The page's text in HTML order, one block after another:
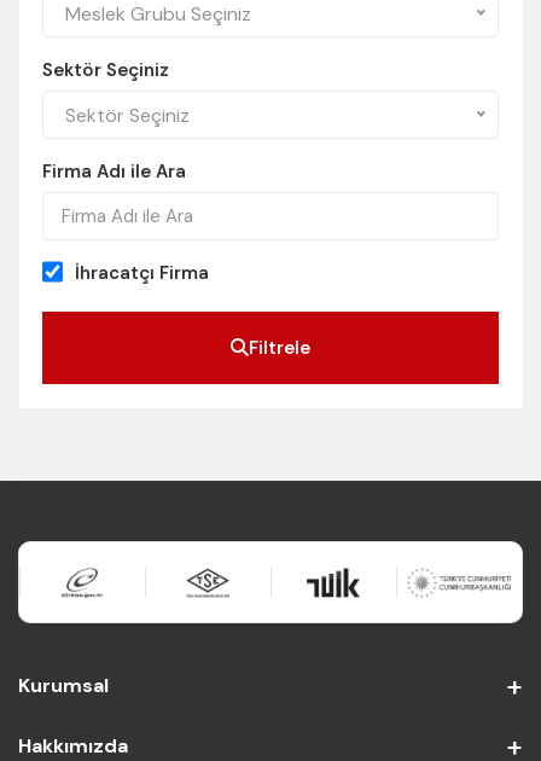
Meslek Grubu Seçiniz
Sektör Seçiniz
Sektör Seçiniz
Firma Adı ile Ara
İhracatçı Firma
Filtrele
Kurumsal
Hakkımızda